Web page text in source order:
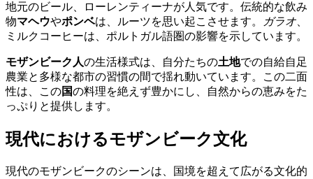
地元のビール、ローレンティーナが人気です。伝統的な飲み
物マヘウやポンベは、ルーツを思い起こさせます。 ガラオ
ミルクコーヒーは、ポルトガル語圏の影響を示しています。
モザンビーク人の生活様式は、自分たちの土地での自給自足
農業と多様な都市の習慣の間で揺れ動いています。この二面
性は、この国の料理を絶えず豊かにし、自然からの恵みをた
っぷりと提供します。
現代におけるモザンビーク文化
現代のモザンビークのシーンは、国境を超えて広がる文化的